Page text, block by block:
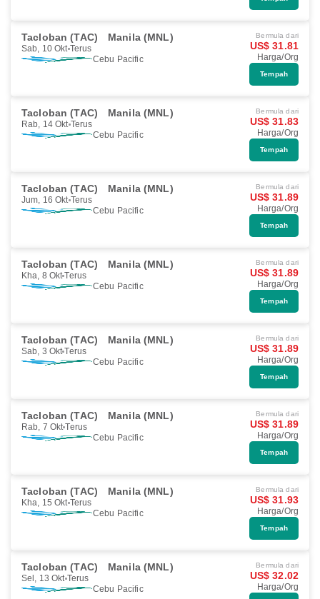
Tacloban (TAC) Manila (MNL)
Sab, 10 Okt Terus
Cebu Pacific
Bermula dari
US$ 31.81
Harga/Org
Tempah
Tacloban (TAC) Manila (MNL)
Rab, 14 Okt Terus
Cebu Pacific
Bermula dari
US$ 31.83
Harga/Org
Tempah
Tacloban (TAC) Manila (MNL)
Jum, 16 Okt Terus
Cebu Pacific
Bermula dari
US$ 31.89
Harga/Org
Tempah
Tacloban (TAC) Manila (MNL)
Kha, 8 Okt Terus
Cebu Pacific
Bermula dari
US$ 31.89
Harga/Org
Tempah
Tacloban (TAC) Manila (MNL)
Sab, 3 Okt Terus
Cebu Pacific
Bermula dari
US$ 31.89
Harga/Org
Tempah
Tacloban (TAC) Manila (MNL)
Rab, 7 Okt Terus
Cebu Pacific
Bermula dari
US$ 31.89
Harga/Org
Tempah
Tacloban (TAC) Manila (MNL)
Kha, 15 Okt Terus
Cebu Pacific
Bermula dari
US$ 31.93
Harga/Org
Tempah
Tacloban (TAC) Manila (MNL)
Sel, 13 Okt Terus
Cebu Pacific
Bermula dari
US$ 32.02
Harga/Org